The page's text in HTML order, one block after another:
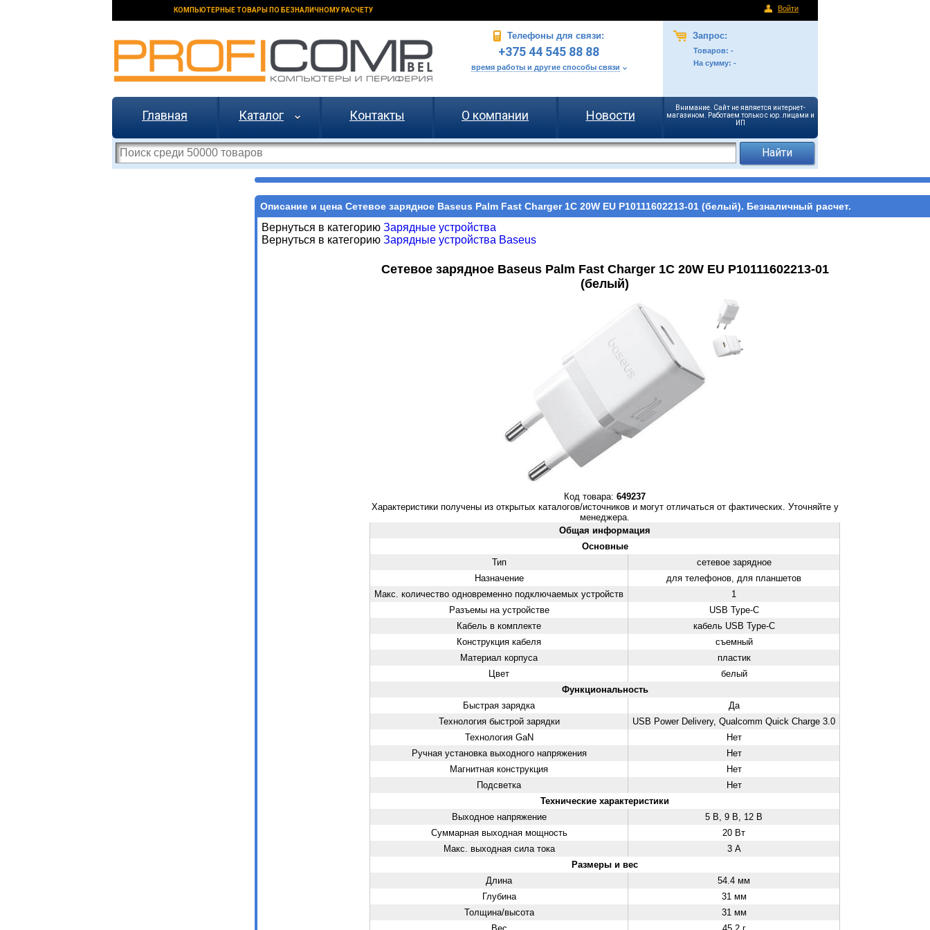
КОМПЬЮТЕРНЫЕ ТОВАРЫ ПО БЕЗНАЛИЧНОМУ РАСЧЕТУ Войти
Телефоны для связи:
+375 44 545 88 88
время работы и другие способы связи
Запрос:
Товаров: -
На сумму: -
Главная Каталог Контакты О компании Новости
Внимание. Сайт не является интернет-
магазином. Работаем только с юр. лицами и
ИП
Описание и цена Сетевое зарядное Baseus Palm Fast Charger 1C 20W EU P10111602213-01 (белый). Безналичный расчет.
Вернуться в категорию Зарядные устройства
Вернуться в категорию Зарядные устройства Baseus
Сетевое зарядное Baseus Palm Fast Charger 1C 20W EU P10111602213-01
(белый)
Код товара: 649237
Характеристики получены из открытых каталогов/источников и могут отличаться от фактических. Уточняйте у
менеджера.
Общая информация
Основные
Тип
сетевое зарядное
Назначение
для телефонов, для планшетов
Макс. количество одновременно подключаемых устройств
1
Разъемы на устройстве
USB Type-C
Кабель в комплекте
кабель USB Type-C
Конструкция кабеля
съемный
Материал корпуса
пластик
Цвет
белый
Функциональность
Быстрая зарядка
Да
Технология быстрой зарядки
USB Power Delivery, Qualcomm Quick Charge 3.0
Технология GaN
Нет
Ручная установка выходного напряжения
Нет
Магнитная конструкция
Нет
Подсветка
Нет
Технические характеристики
Выходное напряжение
5 В, 9 В, 12 В
Суммарная выходная мощность
20 Вт
Макс. выходная сила тока
3 А
Размеры и вес
Длина
54.4 мм
Глубина
31 мм
Толщина/высота
31 мм